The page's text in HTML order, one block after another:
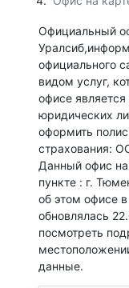
Официальный
официального
видом услуг,
офисе
юридических
оформить
страхования:
Данный офис
пункте : г.
об этом офисе
обновлялась
посмотреть
данные.